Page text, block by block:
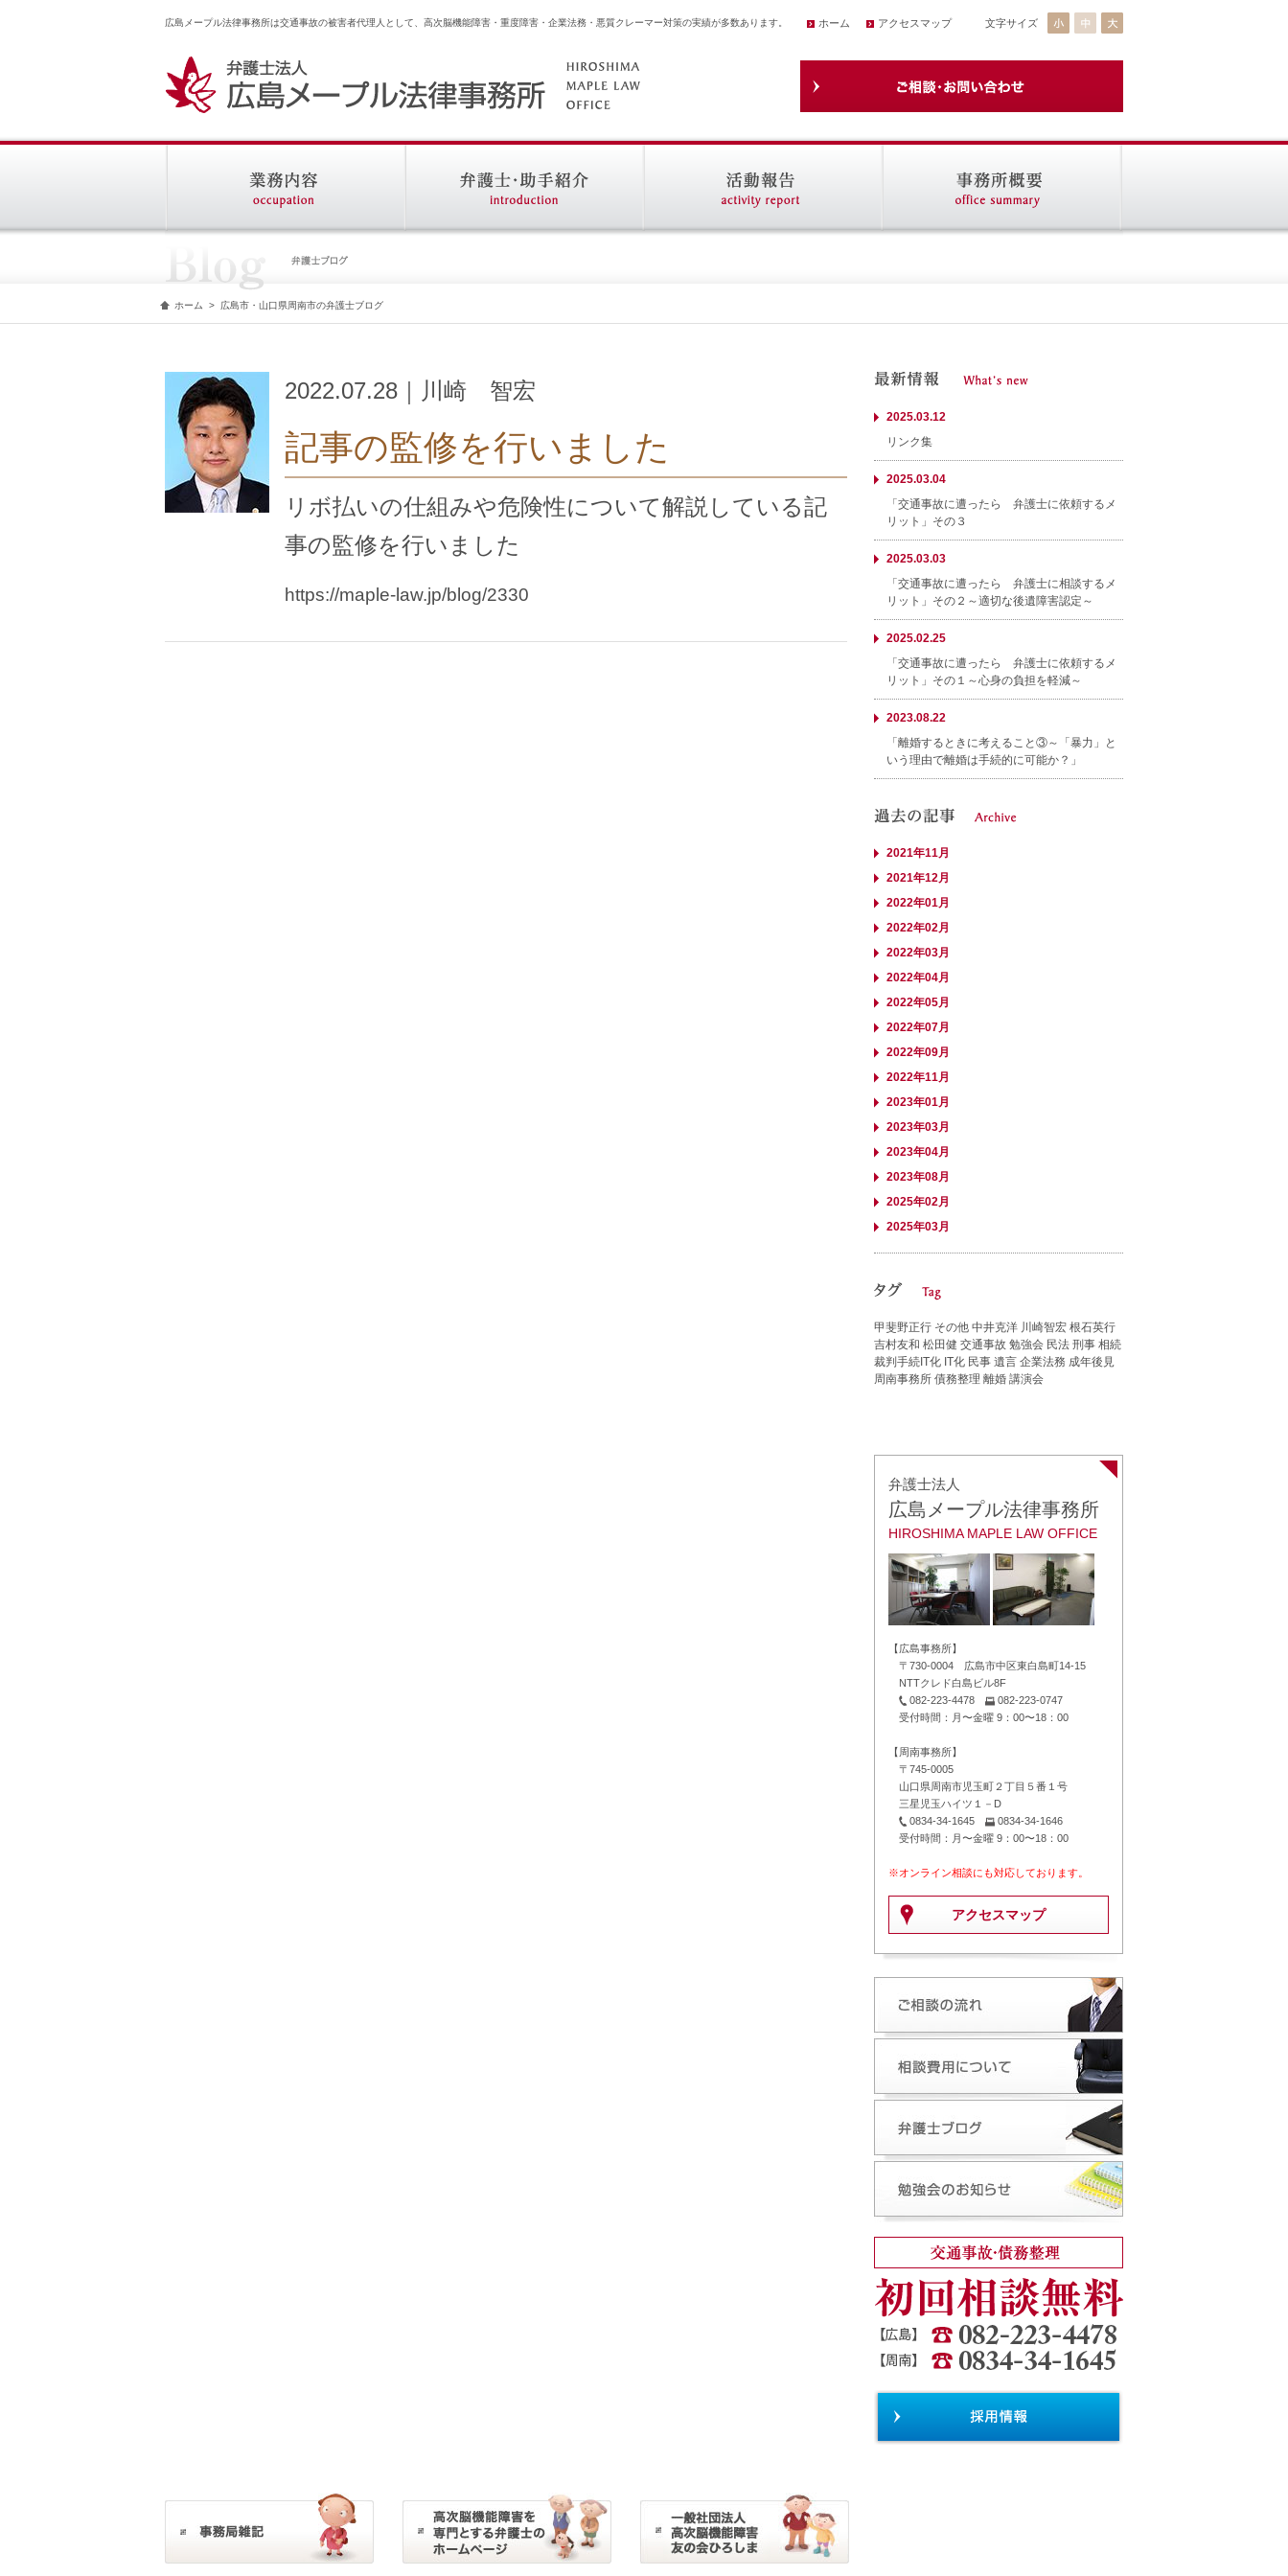
広島メープル法律事務所は交通事故の被害者代理人として、高次脳機能障害・重度障害・企業法務・悪質クレーマー対策の実績が多数あります。 ホーム アクセスマップ 文字サイズ
ホーム > 広島市・山口県周南市の弁護士ブログ
2022.07.28｜川崎 智宏
記事の監修を行いました
リボ払いの仕組みや危険性について解説している記
事の監修を行いました
https://maple-law.jp/blog/2330
2025.03.12
リンク集
2025.03.04
「交通事故に遭ったら 弁護士に依頼するメ
リット」その３
2025.03.03
「交通事故に遭ったら 弁護士に相談するメ
リット」その２～適切な後遺障害認定～
2025.02.25
「交通事故に遭ったら 弁護士に依頼するメ
リット」その１～心身の負担を軽減～
2023.08.22
「離婚するときに考えること③～「暴力」と
いう理由で離婚は手続的に可能か？」
2021年11月
2021年12月
2022年01月
2022年02月
2022年03月
2022年04月
2022年05月
2022年07月
2022年09月
2022年11月
2023年01月
2023年03月
2023年04月
2023年08月
2025年02月
2025年03月
甲斐野正行 その他 中井克洋 川崎智宏 根石英行
吉村友和 松田健 交通事故 勉強会 民法 刑事 相続
裁判手続IT化 IT化 民事 遺言 企業法務 成年後見
周南事務所 債務整理 離婚 講演会
弁護士法人
広島メープル法律事務所
HIROSHIMA MAPLE LAW OFFICE
【広島事務所】
〒730-0004 広島市中区東白島町14-15
NTTクレド白島ビル8F
082-223-4478
082-223-0747
受付時間：月〜金曜 9：00〜18：00
【周南事務所】
〒745-0005
山口県周南市児玉町２丁目５番１号
三星児玉ハイツ１－D
0834-34-1645
0834-34-1646
受付時間：月〜金曜 9：00〜18：00
※オンライン相談にも対応しております。
アクセスマップ